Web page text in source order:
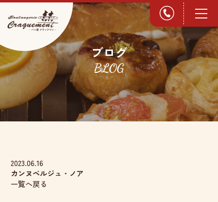
ブログ
BLOG
2023.06.16
カンヌベルジュ・ノア
一覧へ戻る